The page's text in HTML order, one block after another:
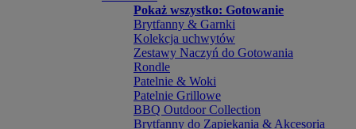
Pokaż wszystko: Gotowanie
Brytfanny & Garnki
Kolekcja uchwytów
Zestawy Naczyń do Gotowania
Rondle
Patelnie & Woki
Patelnie Grillowe
BBQ Outdoor Collection
Brytfanny do Zapiekania & Akcesoria